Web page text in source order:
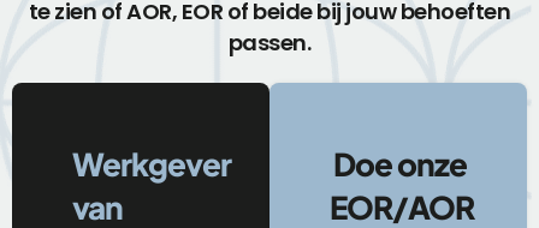
te zien of AOR, EOR of beide bij jouw behoeften
passen.
Werkgever
van
Doe onze
EOR/AOR